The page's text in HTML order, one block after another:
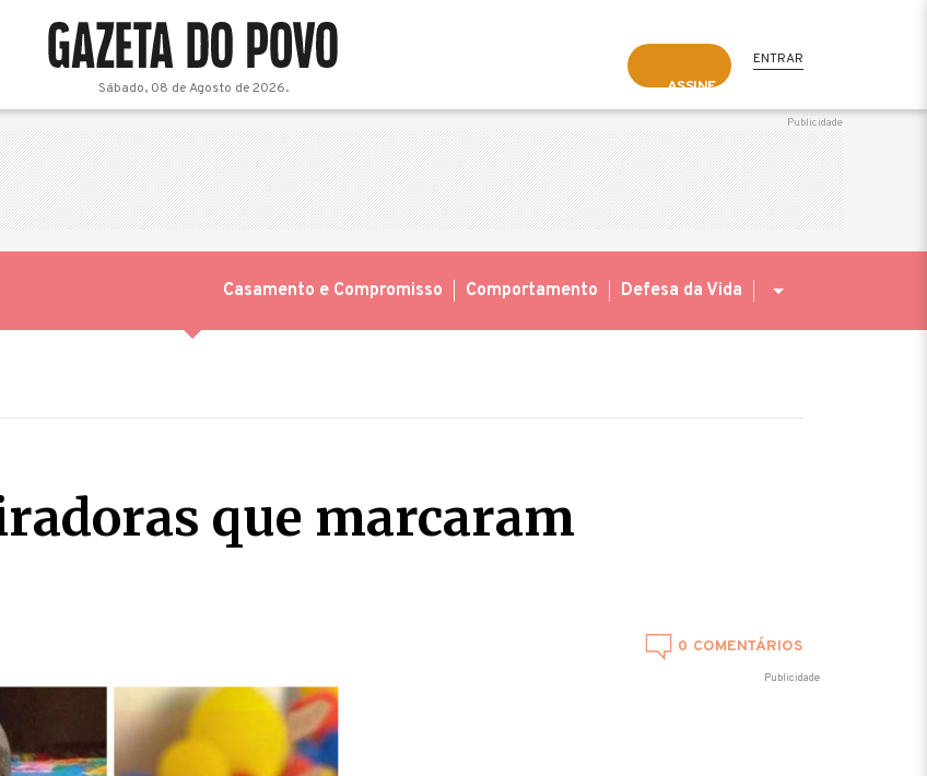
ASSINE
ENTRAR
Sábado, 08 de Agosto de 2026.
Casamento e Compromisso Comportamento Defesa da Vida
que marcaram